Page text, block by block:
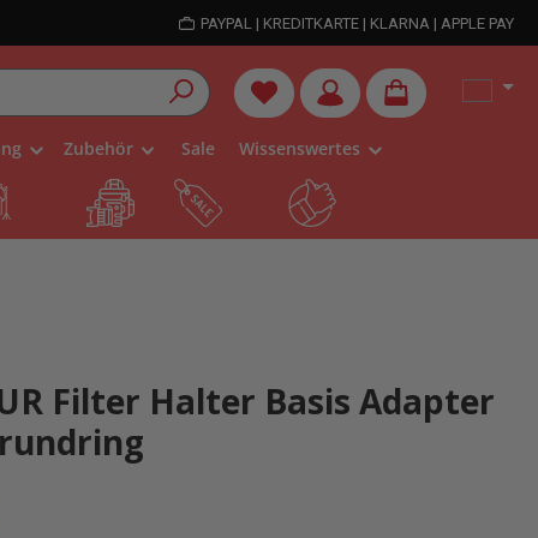
PAYPAL | KREDITKARTE | KLARNA | APPLE PAY
Du hast 0 Produkte auf dem
Zubehör Sale Wissenswertes
Filter Halter Basis Adapter
Bewertung von 5 von 5 Sternen